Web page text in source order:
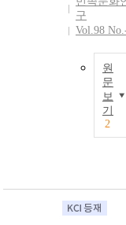
구
Vol.98
원
문
보
기
2